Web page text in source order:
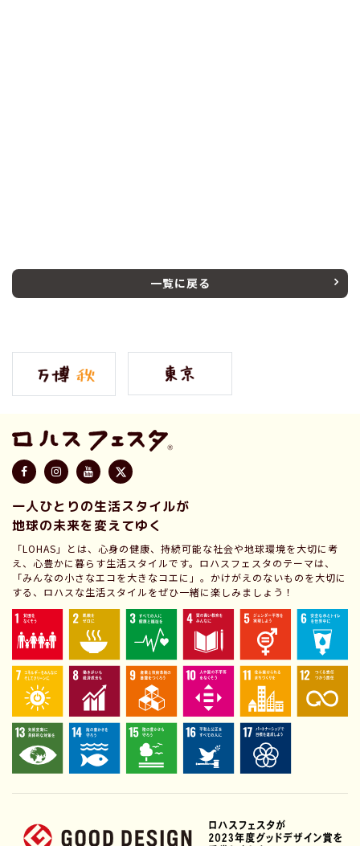
一覧に戻る
一人ひとりの生活スタイルが
地球の未来を変えてゆく
「LOHAS」とは、心身の健康、持続可能な社会や地球環境を大切に考
え、心豊かに暮らす生活スタイルです。ロハスフェスタのテーマは、
「みんなの小さなエコを大きなコエに」。かけがえのないものを大切に
する、ロハスな生活スタイルをぜひ一緒に楽しみましょう！